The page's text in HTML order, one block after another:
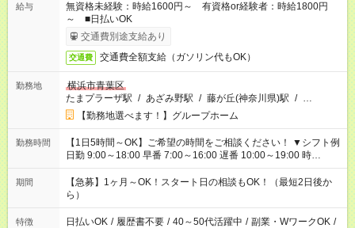
給与
無資格未経験：時給1600円～ 有資格or経験者：時給1800円
～ ■日払いOK
交通費別途支給あり
交通費 交通費全額支給（ガソリン代もOK）
勤務地
横浜市青葉区
たまプラーザ駅 / あざみ野駅 / 藤が丘(神奈川県)駅 / …
【勤務地選べます！】グループホーム
勤務時間
【1日5時間～OK】ご希望の時間をご相談ください！ ▼シフト例
日勤 9:00～18:00 早番 7:00～16:00 遅番 10:00～19:00 時
短 10:00～15:00 上記はあくまで一例です。 「夕方までには帰宅
しておきたい」 「朝はゆっくりのスタートがいい」 「お昼の時
間を有効に使いたい」 など、ご希望があれば教えてください
ね。
期間
【急募】1ヶ月～OK！スタート日の相談もOK！（最短2日後か
ら）
特徴 日払いOK / 履歴書不要 / 40～50代活躍中 / 副業・WワークOK /